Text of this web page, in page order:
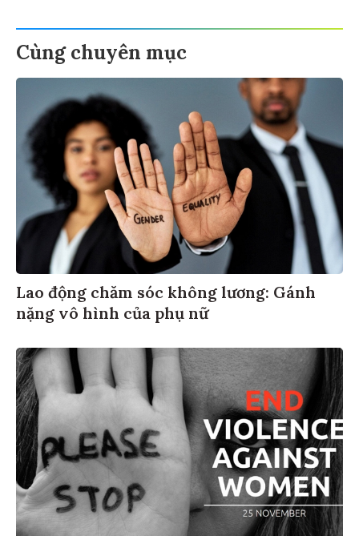
Cùng chuyên mục
Lao động chăm sóc không lương: Gánh
nặng vô hình của phụ nữ